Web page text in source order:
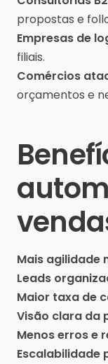
propostas e
Empresas de
filiais.
Comércios
orçamentos e
Mais agilidade
Leads
Maior taxa de
Visão clara da
Menos erros e
Escalabilidade